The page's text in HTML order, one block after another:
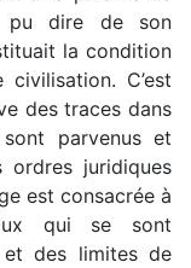
pu dire de son
la condition
C’est
des traces dans
parvenus et
ordres juridiques
est consacrée à
qui se sont
des limites de